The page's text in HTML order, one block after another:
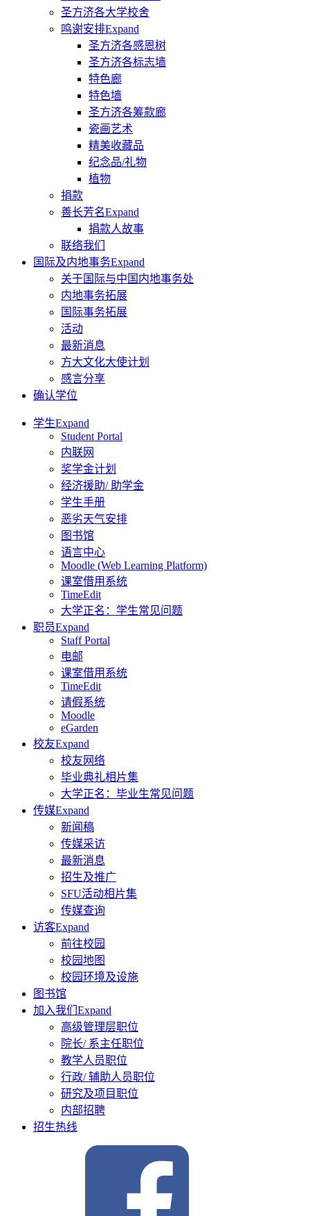
圣方济各大学校舍
鸣谢安排Expand
圣方济各感恩树
圣方济各标志墙
特色廊
特色墙
圣方济各筹款廊
瓷画艺术
精美收藏品
纪念品/礼物
植物
捐款
善长芳名Expand
捐款人故事
联络我们
国际及内地事务Expand
关于国际与中国内地事务处
内地事务拓展
国际事务拓展
活动
最新消息
方大文化大使计划
感言分享
确认学位
学生Expand
Student Portal
内联网
奖学金计划
经济援助/ 助学金
学生手册
恶劣天气安排
图书馆
语言中心
Moodle (Web Learning Platform)
课室借用系统
TimeEdit
大学正名：学生常见问题
职员Expand
Staff Portal
电邮
课室借用系统
TimeEdit
请假系统
Moodle
eGarden
校友Expand
校友网络
毕业典礼相片集
大学正名：毕业生常见问题
传媒Expand
新闻稿
传媒采访
最新消息
招生及推广
SFU活动相片集
传媒查询
访客Expand
前往校园
校园地图
校园环境及设施
图书馆
加入我们 Expand
高级管理层职位
院长/ 系主任职位
教学人员职位
行政/ 辅助人员职位
研究及项目职位
内部招聘
招生热线